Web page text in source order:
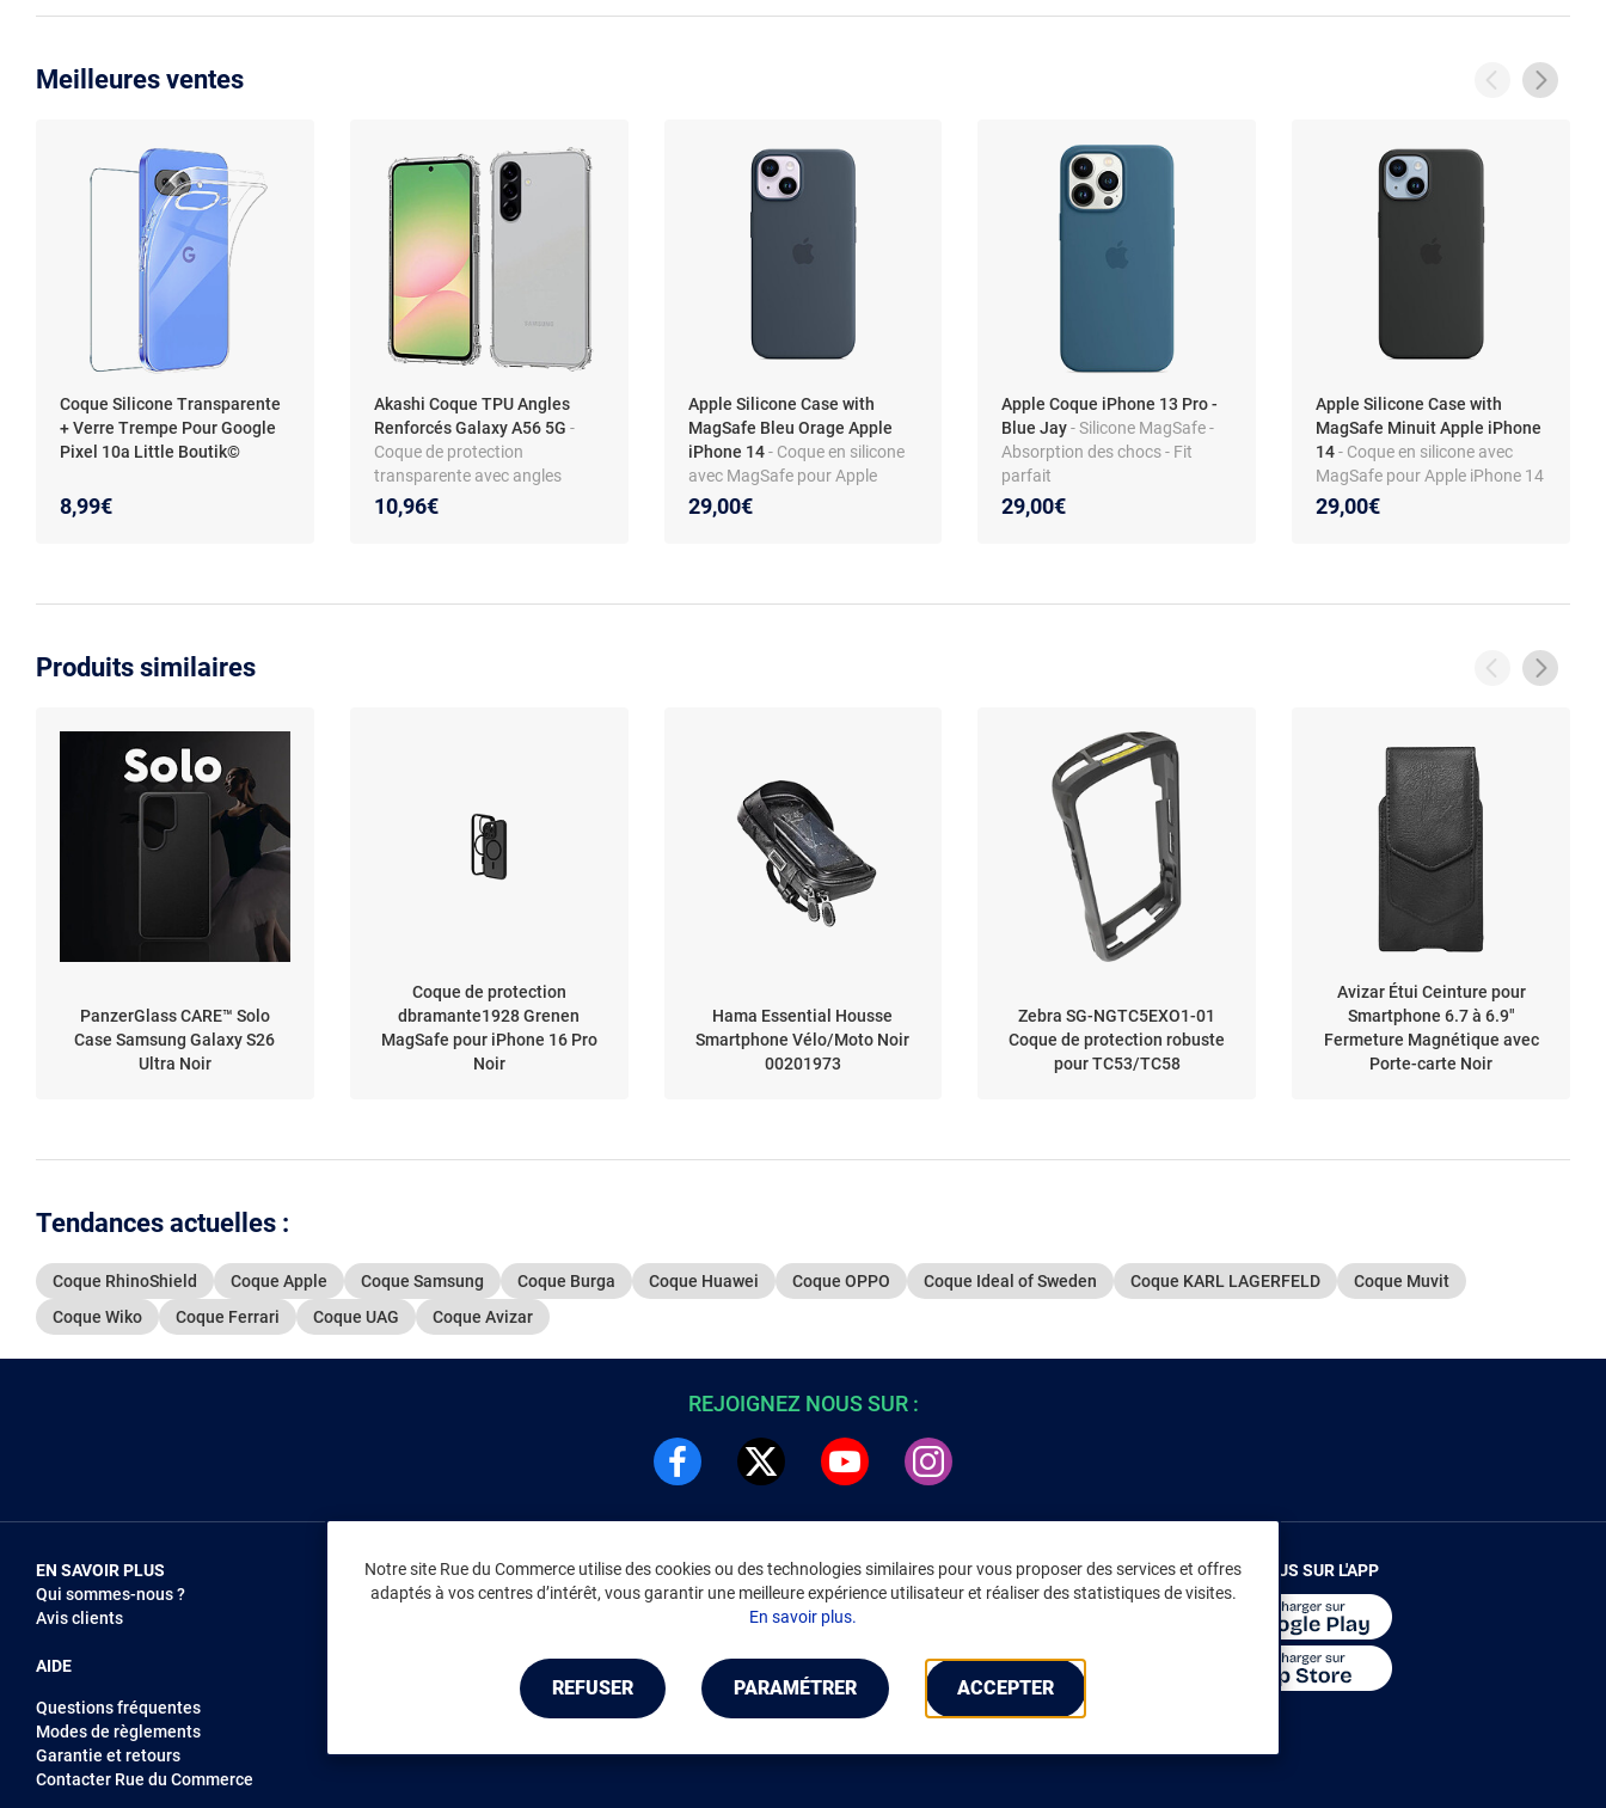
Meilleures ventes
Coque Silicone Transparente
+ Verre Trempe Pour Google
Pixel 10a Little Boutik©
8,99€
Akashi Coque TPU Angles
Renforcés Galaxy A56 5G -
Coque de protection
transparente avec angles
renforcés pour Samsung
Galaxy A56 5G
10,96€
Apple Silicone Case with
MagSafe Bleu Orage Apple
iPhone 14- Coque en silicone
avec MagSafe pour Apple
iPhone 14
29,00€
Apple Coque iPhone 13 Pro -
Blue Jay- Silicone MagSafe -
Absorption des chocs - Fit
parfait
29,00€
Apple Silicone Case with
MagSafe Minuit Apple iPhone
14- Coque en silicone avec
MagSafe pour Apple iPhone 14
29,00€
Produits similaires
PanzerGlass CARE™ Solo
Case Samsung Galaxy S26
Ultra Noir
Coque de protection
dbramante1928 Grenen
MagSafe pour iPhone 16 Pro
Noir
Hama Essential Housse
Smartphone Vélo/Moto Noir
00201973
Zebra SG-NGTC5EXO1-01
Coque de protection robuste
pour TC53/TC58
Avizar Étui Ceinture pour
Smartphone 6.7 à 6.9"
Fermeture Magnétique avec
Porte-carte Noir
Tendances actuelles :
Coque RhinoShield Coque Apple Coque Samsung Coque Burga Coque Huawei Coque OPPO Coque Ideal of Sweden Coque KARL LAGERFELD
Coque Muvit
Coque Wiko
Coque Ferrari Coque UAG Coque Avizar
Notre site Rue du Commerce utilise des cookies ou des technologies similaires pour vous proposer des services et offres
adaptés à vos centres d’intérêt, vous garantir une meilleure expérience utilisateur et réaliser des statistiques de visites.
En savoir plus.
REFUSER PARAMÉTRER ACCEPTER
REJOIGNEZ NOUS SUR :
EN SAVOIR PLUS
Qui sommes-nous ?
Avis clients
AIDE
Questions fréquentes
Modes de règlements
Garantie et retours
Contacter Rue du Commerce
NOUS REJOINDRE
Vendez sur RDC
INFORMATIONS LÉGALES
Environnement
CGV/CGU Marketplace
Gérer mes cookies
Mentions légales
Accessibilité : non conforme
RENDEZ-VOUS SUR L'APP